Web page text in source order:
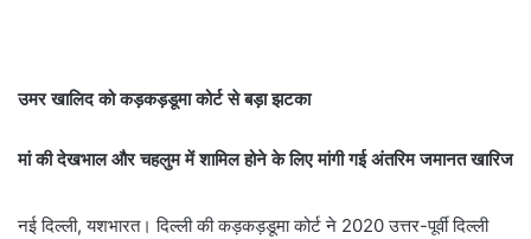
उमर खालिद को कड़कड़डूमा कोर्ट से बड़ा झटका
मां की देखभाल और चहलुम में शामिल होने के लिए मांगी गई अंतरिम जमानत खारिज
नई दिल्ली, यशभारत। दिल्ली की कड़कड़डूमा कोर्ट ने 2020 उत्तर-पूर्वी दिल्ली